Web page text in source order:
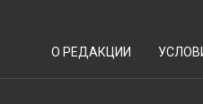
О РЕДАКЦИИ